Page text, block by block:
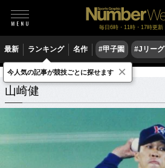
毎日6時・11時・17時更新
最新 ランキング 名作 #甲子園 #Jリーグ
山崎健 関連記事
山崎健
今人気の記事が競技ごとに探せます ×